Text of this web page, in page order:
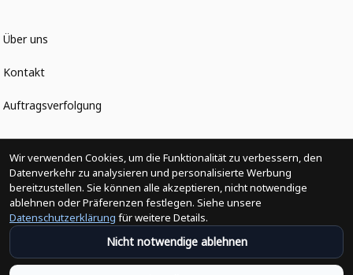
Über uns
Kontakt
Auftragsverfolgung
Politiken
Änderungen der Bestellung
Versandpolitik
Rückerstattungsrichtlinie
Wir verwenden Cookies, um die Funktionalität zu verbessern, den
Datenverkehr zu analysieren und personalisierte Werbung
bereitzustellen. Sie können alle akzeptieren, nicht notwendige
ablehnen oder Präferenzen festlegen. Siehe unsere
Datenschutzerklärung für weitere Details.
Nicht notwendige ablehnen